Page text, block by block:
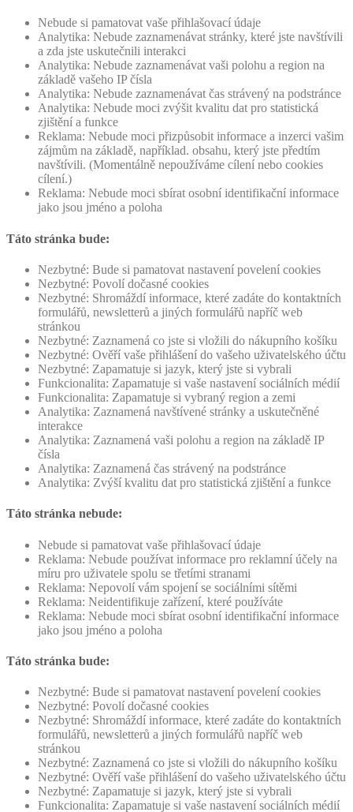
Nebude si pamatovat vaše přihlašovací údaje
Analytika: Nebude zaznamenávat stránky, které jste navštívili
a zda jste uskutečnili interakci
Analytika: Nebude zaznamenávat vaši polohu a region na
základě vašeho IP čísla
Analytika: Nebude zaznamenávat čas strávený na podstránce
Analytika: Nebude moci zvýšit kvalitu dat pro statistická
zjištění a funkce
Reklama: Nebude moci přizpůsobit informace a inzerci vašim
zájmům na základě, například. obsahu, který jste předtím
navštívili. (Momentálně nepoužíváme cílení nebo cookies
cílení.)
Reklama: Nebude moci sbírat osobní identifikační informace
jako jsou jméno a poloha
Táto stránka bude:
Nezbytné: Bude si pamatovat nastavení povelení cookies
Nezbytné: Povolí dočasné cookies
Nezbytné: Shromáždí informace, které zadáte do kontaktních
formulářů, newsletterů a jiných formulářů napříč web
stránkou
Nezbytné: Zaznamená co jste si vložili do nákupního košíku
Nezbytné: Ověří vaše přihlášení do vašeho uživatelského účtu
Nezbytné: Zapamatuje si jazyk, který jste si vybrali
Funkcionalita: Zapamatuje si vaše nastavení sociálních médií
Funkcionalita: Zapamatuje si vybraný region a zemi
Analytika: Zaznamená navštívené stránky a uskutečněné
interakce
Analytika: Zaznamená vaši polohu a region na základě IP
čísla
Analytika: Zaznamená čas strávený na podstránce
Analytika: Zvýší kvalitu dat pro statistická zjištění a funkce
Táto stránka nebude:
Nebude si pamatovat vaše přihlašovací údaje
Reklama: Nebude používat informace pro reklamní účely na
míru pro uživatele spolu se třetími stranami
Reklama: Nepovolí vám spojení se sociálními sítěmi
Reklama: Neidentifikuje zařízení, které používáte
Reklama: Nebude moci sbírat osobní identifikační informace
jako jsou jméno a poloha
Táto stránka bude:
Nezbytné: Bude si pamatovat nastavení povelení cookies
Nezbytné: Povolí dočasné cookies
Nezbytné: Shromáždí informace, které zadáte do kontaktních
formulářů, newsletterů a jiných formulářů napříč web
stránkou
Nezbytné: Zaznamená co jste si vložili do nákupního košíku
Nezbytné: Ověří vaše přihlášení do vašeho uživatelského účtu
Nezbytné: Zapamatuje si jazyk, který jste si vybrali
Funkcionalita: Zapamatuje si vaše nastavení sociálních médií